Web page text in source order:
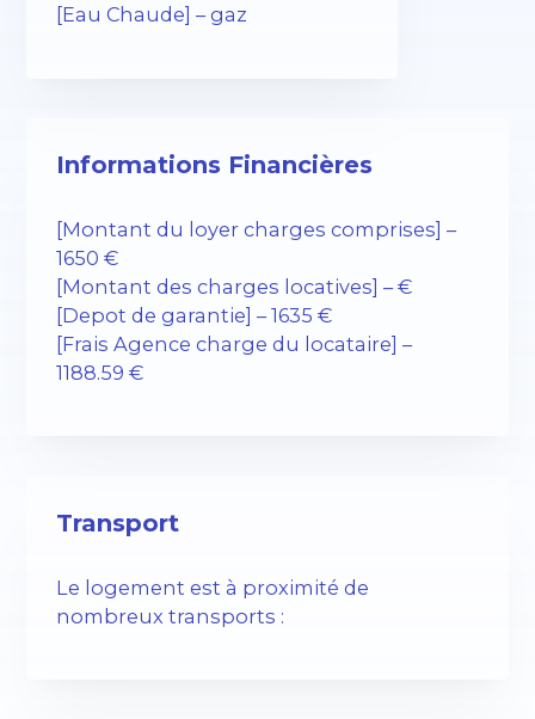
[Eau Chaude] – gaz
Informations Financières
[Montant du loyer charges comprises] –
1650 €
[Montant des charges locatives] – €
[Depot de garantie] – 1635 €
[Frais Agence charge du locataire] –
1188.59 €
Transport
Le logement est à proximité de
nombreux transports :